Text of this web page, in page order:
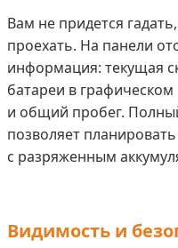
Вам не придется
проехать. На панели
информация: текущая
батареи в
и общий пробег.
позволяет
с разряженным
Видимость и